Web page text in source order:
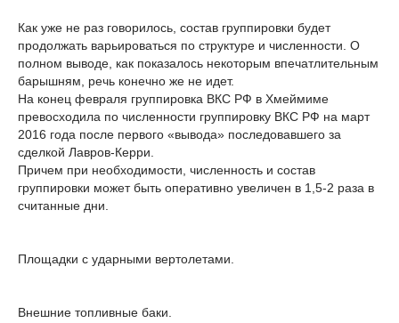
Как уже не раз говорилось, состав группировки будет
продолжать варьироваться по структуре и численности. О
полном выводе, как показалось некоторым впечатлительным
барышням, речь конечно же не идет.
На конец февраля группировка ВКС РФ в Хмеймиме
превосходила по численности группировку ВКС РФ на март
2016 года после первого «вывода» последовавшего за
сделкой Лавров-Керри.
Причем при необходимости, численность и состав
группировки может быть оперативно увеличен в 1,5-2 раза в
считанные дни.
Площадки с ударными вертолетами.
Внешние топливные баки.